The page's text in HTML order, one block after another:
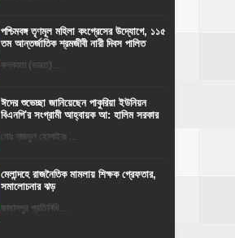
পশ্চিমবঙ্গ তৃণমূল মহিলা কংগ্রেসের উদ্যোগে, ১১৫
তম আন্তর্জাতিক শ্রমজীবী নারী দিবস পালিত
কলকাতা (ভারত) ...
ঈদের শুভেচ্ছা জানিয়েছেন পাকুরিয়া ইউনিয়ন
বিএনপি'র সংগ্রামী আহ্বায়ক আ: হালিম সরকার
মোঃ নাজমুল হোসাইনঃ ...
মেলান্দহে রাজনৈতিক মামলায় শিক্ষক গ্রেফতার,
সমালোচনার ঝড়
জামালপুর প্রতিনিধি ...